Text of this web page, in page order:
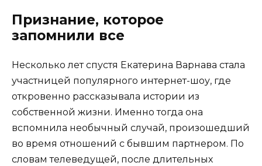
Признание, которое
запомнили все
Несколько лет спустя Екатерина Варнава стала
участницей популярного интернет-шоу, где
откровенно рассказывала истории из
собственной жизни. Именно тогда она
вспомнила необычный случай, произошедший
во время отношений с бывшим партнером. По
словам телеведущей, после длительных